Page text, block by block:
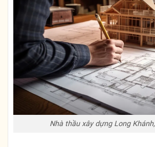
Nhà thầu xây dựng Long